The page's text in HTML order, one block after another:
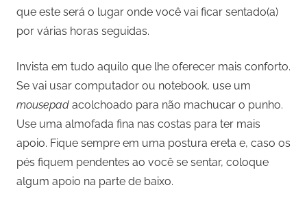
que este será o lugar onde você vai ficar sentado(a)
por várias horas seguidas.
Invista em tudo aquilo que lhe oferecer mais conforto.
Se vai usar computador ou notebook, use um
mousepad acolchoado para não machucar o punho.
Use uma almofada fina nas costas para ter mais
apoio. Fique sempre em uma postura ereta e, caso os
pés fiquem pendentes ao você se sentar, coloque
algum apoio na parte de baixo.